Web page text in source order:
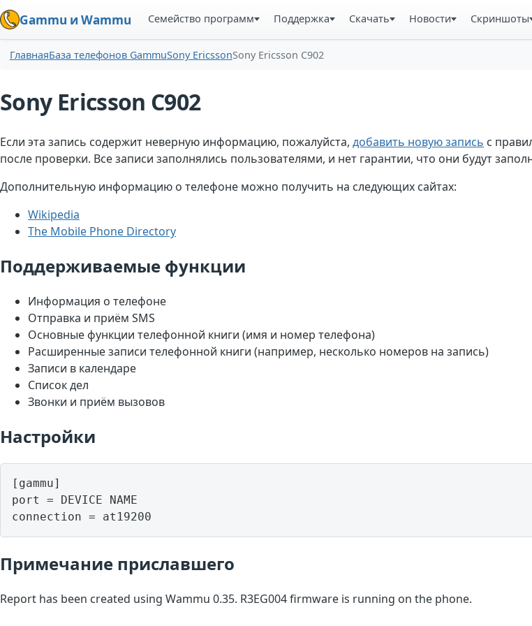
Gammu и Wammu Семейство программ Поддержка Скачать Новости Скриншоты
ГлавнаяБаза телефонов GammuSony EricssonSony Ericsson C902
Sony Ericsson C902
Если эта запись содержит неверную информацию, пожалуйста, добавить новую запись с
после проверки. Все записи заполнялись пользователями, и нет гарантии, что они будут
Дополнительную информацию о телефоне можно получить на следующих сайтах:
Wikipedia
The Mobile Phone Directory
Поддерживаемые функции
Информация о телефоне
Отправка и приём SMS
Основные функции телефонной книги (имя и номер телефона)
Расширенные записи телефонной книги (например, несколько номеров на запись)
Записи в календаре
Список дел
Звонки и приём вызовов
Настройки
[gammu]
port = DEVICE NAME
Примечание приславшего
Report has been created using Wammu 0.35. R3EG004 firmware is running on the phone.